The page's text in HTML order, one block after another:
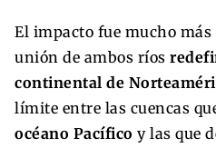
El impacto fue mucho más
unión de ambos ríos
continental de
límite entre las cuencas
océano Pacífico y las que